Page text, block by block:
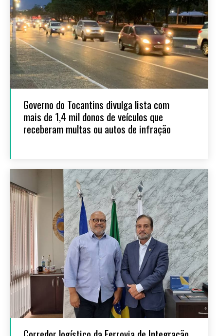
Governo do Tocantins divulga lista com
mais de 1,4 mil donos de veículos que
receberam multas ou autos de infração